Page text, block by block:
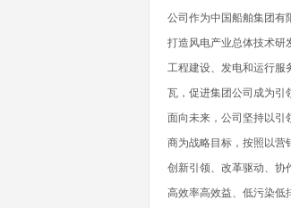
公司作为中国船舶集团有
打造风电产业总体技术研
工程建设、发电和运行服
瓦，促进集团公司成为引
面向未来，公司坚持以引
商为战略目标，按照以营
创新引领、改革驱动、协
高效率高效益、低污染低